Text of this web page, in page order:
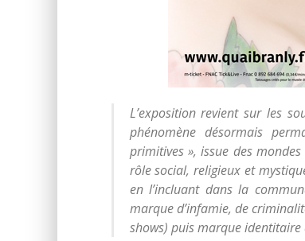
L’exposition revient sur les
phénomène désormais
primitives », issue des
rôle social, religieux et
en l’incluant dans la
marque d’infamie, de
shows) puis marque identitaire